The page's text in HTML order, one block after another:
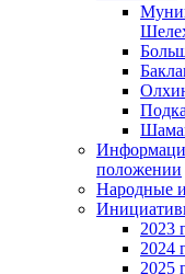
положении
Народные
2023
2024
2025